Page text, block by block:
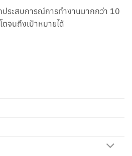
ประสบการณ์การทำงานมากกว่า 10
จนถึงเป้าหมายได้